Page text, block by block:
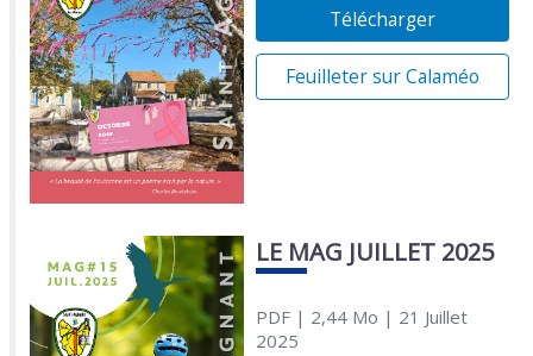
Télécharger
Feuilleter sur Calaméo
LE MAG JUILLET 2025
PDF| 2,44 Mo | 21 Juillet
2025